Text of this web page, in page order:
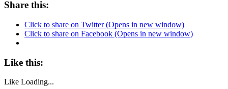
Share this:
Click to share on Twitter (Opens in new window)
Click to share on Facebook (Opens in new window)
Like this:
Like Loading...